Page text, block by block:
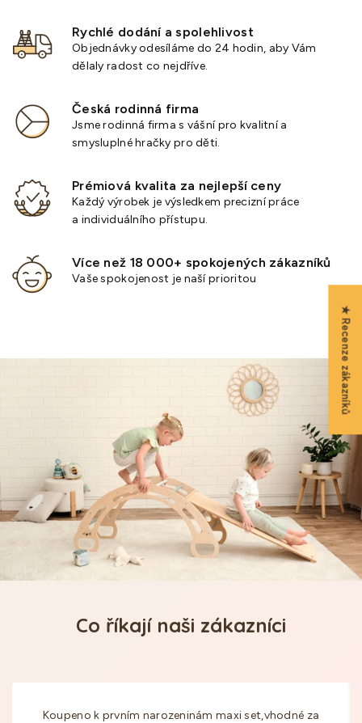
Rychlé dodání a spolehlivost
Objednávky odesíláme do 24 hodin, aby Vám
dělaly radost co nejdříve.
Česká rodinná firma
Jsme rodinná firma s vášní pro kvalitní a
smysluplné hračky pro děti.
Prémiová kvalita za nejlepší ceny
Každý výrobek je výsledkem precizní práce
a individuálního přístupu.
Více než 18 000+ spokojených zákazníků
Vaše spokojenost je naší prioritou
Co říkají naši zákazníci
Koupeno k prvním narozeninám maxi set,vhodné za
★ Recenze zákazníků